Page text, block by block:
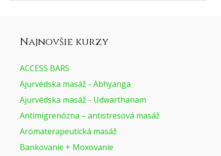
Najnovšie kurzy
ACCESS BARS
Ajurvédska masáž - Abhyanga
Ajurvédska masáž - Udwarthanam
Antimigrenózna – antistresová masáž
Aromaterapeutická masáž
Bankovanie + Moxovanie